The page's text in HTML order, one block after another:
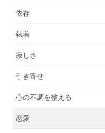
依存
執着
寂しさ
引き寄せ
心の不調を整える
恋愛